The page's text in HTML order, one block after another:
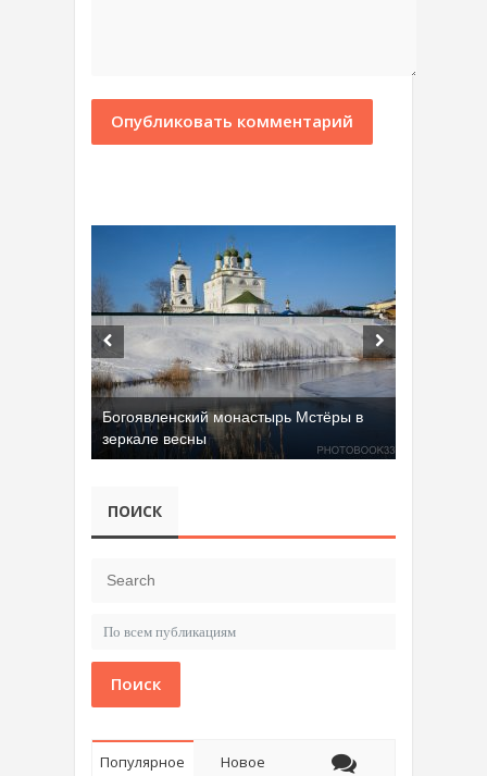
Богоявленский монастырь Мстёры в
зеркале весны
ПОИСК
Поиск
Популярное Новое